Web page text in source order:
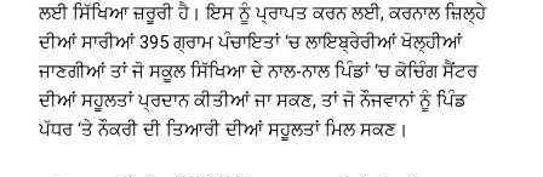
ਲਈ ਸਿੱਖਿਆ ਜ਼ਰੂਰੀ ਹੈ। ਇਸ ਨੂੰ ਪ੍ਰਾਪਤ ਕਰਨ ਲਈ, ਕਰਨਾਲ ਜ਼ਿਲ੍ਹੇ
ਦੀਆਂ ਸਾਰੀਆਂ 395 ਗ੍ਰਾਮ ਪੰਚਾਇਤਾਂ ‘ਚ ਲਾਇਬ੍ਰੇਰੀਆਂ ਖੋਲ੍ਹੀਆਂ
ਜਾਣਗੀਆਂ ਤਾਂ ਜੋ ਸਕੂਲ ਸਿੱਖਿਆ ਦੇ ਨਾਲ-ਨਾਲ ਪਿੰਡਾਂ ‘ਚ ਕੋਚਿੰਗ ਸੈਂਟਰ
ਦੀਆਂ ਸਹੂਲਤਾਂ ਪ੍ਰਦਾਨ ਕੀਤੀਆਂ ਜਾ ਸਕਣ, ਤਾਂ ਜੋ ਨੌਜਵਾਨਾਂ ਨੂੰ ਪਿੰਡ
ਪੱਧਰ ‘ਤੇ ਨੌਕਰੀ ਦੀ ਤਿਆਰੀ ਦੀਆਂ ਸਹੂਲਤਾਂ ਮਿਲ ਸਕਣ।